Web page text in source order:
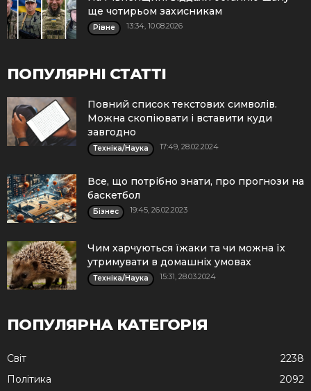
ще чотирьом захисникам
Рівне 13:34, 10.08.2026
ПОПУЛЯРНІ СТАТТІ
Повний список текстових символів.
Можна скопіювати і вставити куди
завгодно
Техніка/Наука 17:49, 28.02.2024
Все, що потрібно знати, про прогнози на
баскетбол
Бізнес 19:45, 26.02.2023
Чим харчуються їжаки та чи можна їх
утримувати в домашніх умовах
Техніка/Наука 15:31, 28.03.2024
ПОПУЛЯРНА КАТЕГОРІЯ
Cвіт
2238
Політика
2092